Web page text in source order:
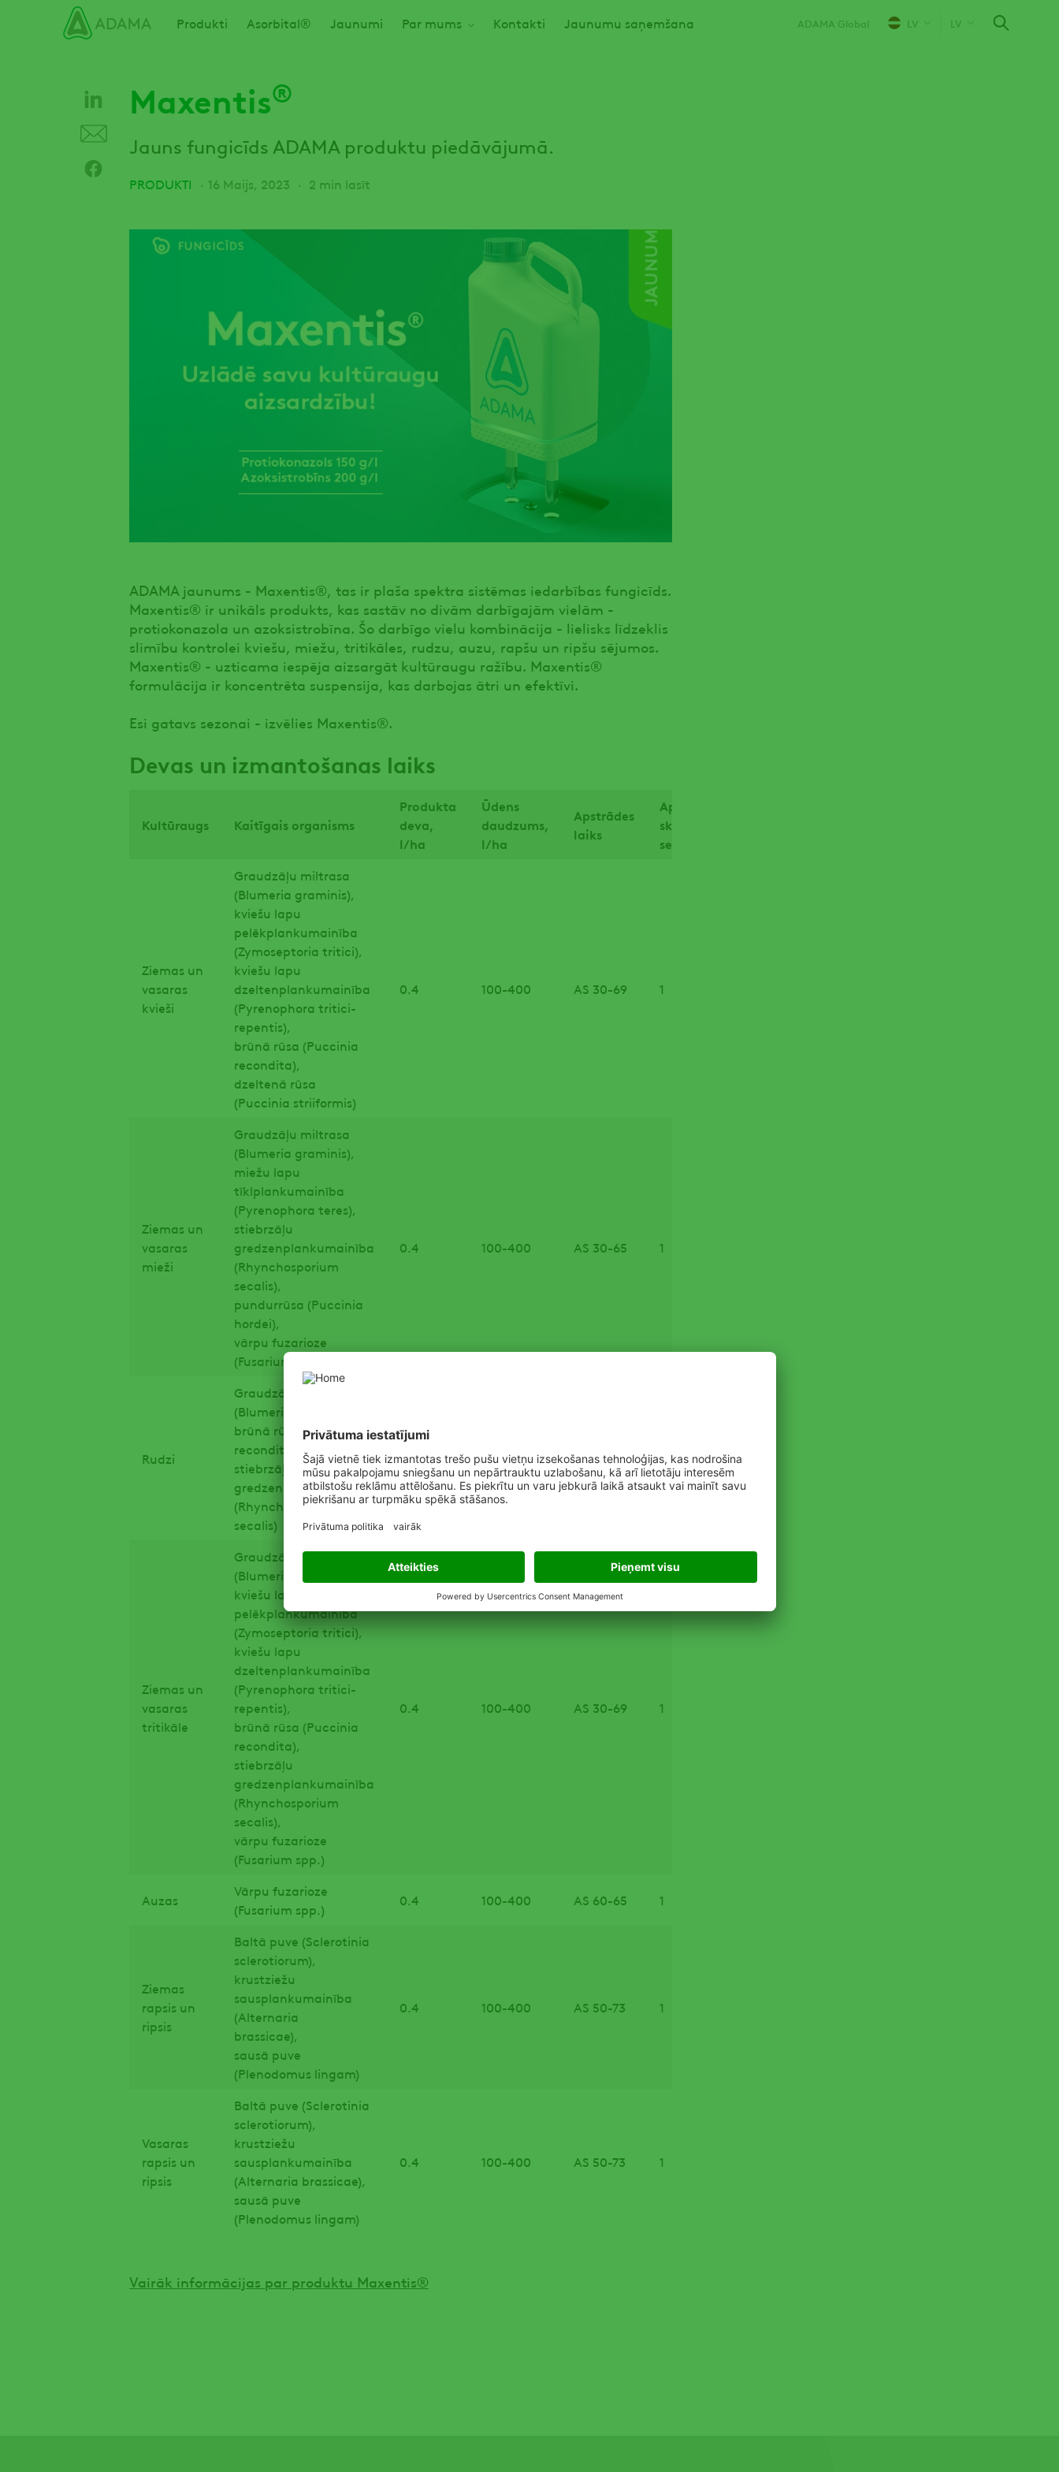
Main navigation
Produkti Asorbital® Jaunumi Par mums Kontakti Jaunumu saņemšana ADAMA Global LV LV
Maxentis®
Jauns fungicīds ADAMA produktu piedāvājumā.
PRODUKTI 16 Maijs, 2023 2 min lasīt
ADAMA jaunums - Maxentis®, tas ir plaša spektra sistēmas iedarbības fungicīds.
Maxentis® ir unikāls produkts, kas sastāv no divām darbīgajām vielām -
protiokonazola un azoksistrobīna. Šo darbīgo vielu kombinācija - lielisks līdzeklis
slimību kontrolei kviešu, miežu, tritikāles, rudzu, auzu, rapšu un ripšu sējumos.
Maxentis® - uzticama iespēja aizsargāt kultūraugu ražību. Maxentis®
formulācija ir koncentrēta suspensija, kas darbojas ātri un efektīvi.
Esi gatavs sezonai - izvēlies Maxentis®.
Devas un izmantošanas laiks
Kultūraugs Kaitīgais organisms
Produkta
deva,
l/ha
Ūdens
daudzums,
l/ha
Apstrādes
laiks
Apstrāžu
skaits
sezonā
Ziemas un
vasaras
kvieši
Graudzāļu miltrasa
(Blumeria graminis),
kviešu lapu
pelēkplankumainība
(Zymoseptoria tritici),
kviešu lapu
dzeltenplankumainība
(Pyrenophora tritici-
repentis),
brūnā rūsa (Puccinia
recondita),
dzeltenā rūsa
(Puccinia striiformis)
0.4 100-400 AS 30-69 1
Ziemas un
vasaras
mieži
Graudzāļu miltrasa
(Blumeria graminis),
miežu lapu
tīklplankumainība
(Pyrenophora teres),
stiebrzāļu
gredzenplankumainība
(Rhynchosporium
secalis),
pundurrūsa (Puccinia
hordei),
vārpu fuzarioze
(Fusarium spp.)
0.4 100-400 AS 30-65 1
Rudzi
Graudzāļu miltrasa
(Blumeria graminis),
brūnā rūsa (Puccinia
recondita),
stiebrzāļu
gredzenplankumainība
(Rhynchosporium
secalis)
0.4 100-400 AS 30-65 1
Ziemas un
vasaras
tritikāle
Graudzāļu miltrasa
(Blumeria graminis),
kviešu lapu
pelēkplankumainība
(Zymoseptoria tritici),
kviešu lapu
dzeltenplankumainība
(Pyrenophora tritici-
repentis),
brūnā rūsa (Puccinia
recondita),
stiebrzāļu
gredzenplankumainība
(Rhynchosporium
secalis),
vārpu fuzarioze
(Fusarium spp.)
0.4 100-400 AS 30-69 1
Auzas
Vārpu fuzarioze
(Fusarium spp.)
0.4 100-400 AS 60-65 1
Ziemas
rapsis un
ripsis
Baltā puve (Sclerotinia
sclerotiorum),
krustziežu
sausplankumainība
(Alternaria
brassicae),
sausā puve
(Plenodomus lingam)
0.4 100-400 AS 50-73 1
Vasaras
rapsis un
ripsis
Baltā puve (Sclerotinia
sclerotiorum),
krustziežu
sausplankumainība
(Alternaria brassicae),
sausā puve
(Plenodomus lingam)
0.4 100-400 AS 50-73 1
Vairāk informācijas par produktu Maxentis®